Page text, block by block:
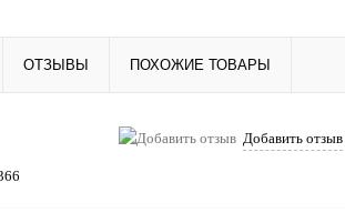
ОТЗЫВЫ ПОХОЖИЕ ТОВАРЫ
Добавить отзыв